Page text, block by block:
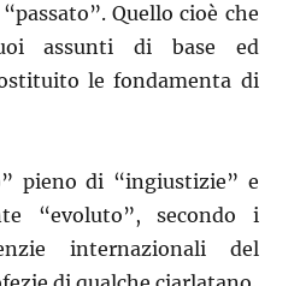
Quello cioè che
assunti di base ed
le fondamenta di
pieno di “ingiustizie” e
“evoluto”, secondo i
internazionali del